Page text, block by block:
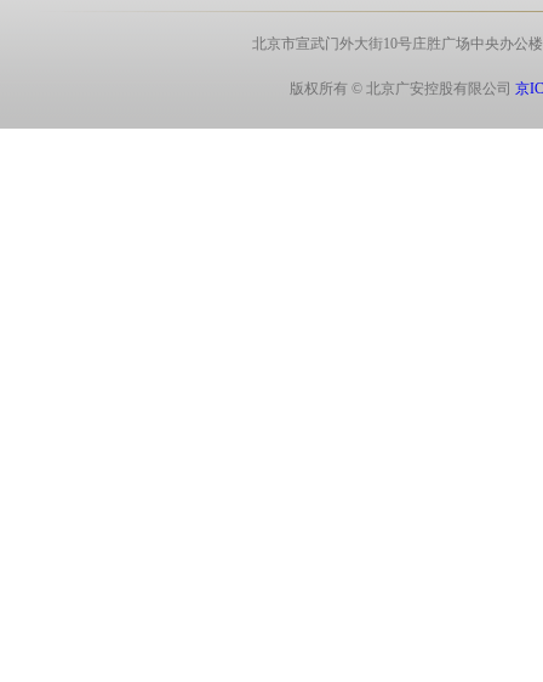
北京市宣武门外大街10号庄胜广场中央办公
版权所有 © 北京广安控股有限公司京